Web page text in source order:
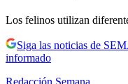
Los felinos utilizan
Siga las noticias de
informado
Redacción Semana